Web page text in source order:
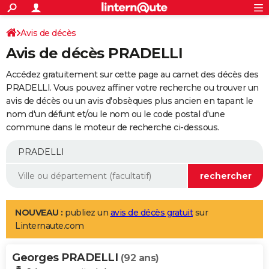
ACTUALITÉS
Politique
Société
Faits Divers
Education
Monde
Villes
+
SPORT
Coupe du monde 2026
Football
Tennis
Cyclisme
Rugby
Forum
Programme TV
TNT
Streaming
Cinéma
Sorties cinéma
Musique
+
FINANCE
Retraite
Epargne
Immobilier
Risques naturels par ville
Banque
Assurance
AUTO
Essais
Réserver un essai
Citadines
Berlines
SUV
Forum auto
+
Mobiles
Meilleur smartphone
Internet
Ordinateurs
Jeux vidéo
Guide high-tech
Aménagement intérieur
LIFESTYLE
Art de vivre
Bien-être
Loisirs
Mode
Modes de vie
Alimentation
Guide de la santé
Maladies
Médicaments
Sommeil
VOYAGE
Avis de décès
Avis de décès PRADELLI
Accédez gratuitement sur cette page au carnet des décès des
PRADELLI. Vous pouvez affiner votre recherche ou trouver un
avis de décès ou un avis d'obsèques plus ancien en tapant le
nom d'un défunt et/ou le nom ou le code postal d'une
commune dans le moteur de recherche ci-dessous.
NOUVEAU : publiez un avis de décès gratuitsur
Linternaute.com
Georges PRADELLI (92 ans)